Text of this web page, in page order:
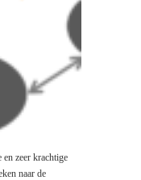
zeer krachtige
naar de